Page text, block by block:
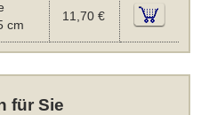
cm
11,70 €
für Sie